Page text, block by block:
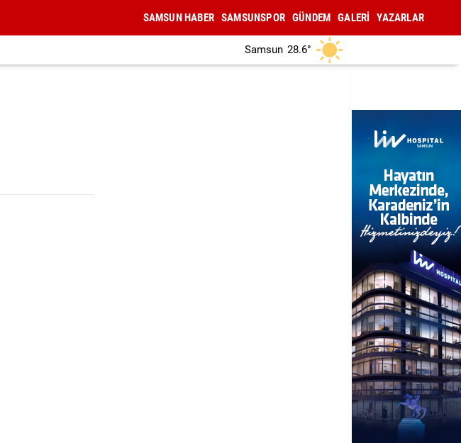
SAMSUN HABER SAMSUNSPOR GÜNDEM GALERİ YAZARLAR
Samsun 28.6°